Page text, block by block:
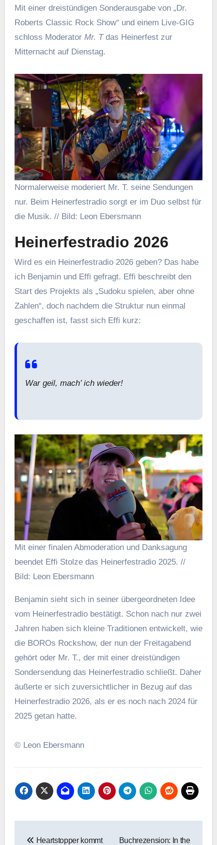
Mit einer dreistündigen Sonderausgabe von „Dr.
Roberts Classic Rock Show“ und einem Live-GIG
schloss Moderator Mr. Tdas Heinerfest zur
Mitternacht auf Dienstag.
Normalerweise moderiert Mr. T. seine Sendungen
nur. Beim Heinerfestradio sorgt er im Duo selbst für
die Musik. // Bild: Leon Ebersmann
Heinerfestradio 2026
Wird es ein Heinerfestradio 2026 geben? Das habe
ich Benjamin und Effi gefragt. Effi beschreibt den
Start des Projekts als „Sudoku spielen, aber ohne
Zahlen“, doch nachdem die Struktur nun einmal
geschaffen ist, fasst sich Effi kurz:
War geil, mach’ ich wieder!
Mit einer finalen Abmoderation und Danksagung
beendet Effi Stolze das Heinerfestradio 2025. //
Bild: Leon Ebersmann
Benjamin sieht sich in seiner übergeordneten Idee
vom Heinerfestradio bestätigt. Schon nach nur zwei
Jahren haben sich kleine Traditionen entwickelt, wie
die BOROs Rockshow, der nun der Freitagabend
gehört oder Mr. T., der mit einer dreistündigen
Sondersendung das Heinerfestradio schließt. Daher
äußerte er sich zuversichtlicher in Bezug auf das
Heinerfestradio 2026, als er es noch nach 2024 für
2025 getan hatte.
© Leon Ebersmann
Heartstopper kommt Buchrezension: In the